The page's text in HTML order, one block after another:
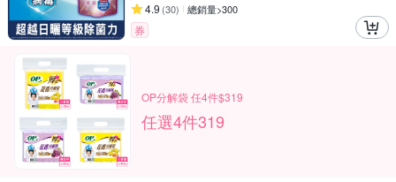
4.9 (30) 總銷量>300
券
OP分解袋 任4件$319
任選4件319